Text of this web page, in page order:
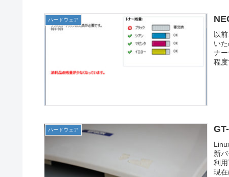
ハードウェア
以
い
ナ
程度
ハードウェア
新
利
現